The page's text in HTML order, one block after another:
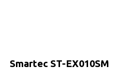
Smartec ST-EX010SM